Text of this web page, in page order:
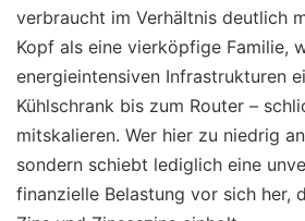
verbraucht im Verhältnis deutlich
Kopf als eine vierköpfige Familie,
energieintensiven Infrastrukturen
Kühlschrank bis zum Router –
mitskalieren. Wer hier zu niedrig
sondern schiebt lediglich eine
finanzielle Belastung vor sich her,